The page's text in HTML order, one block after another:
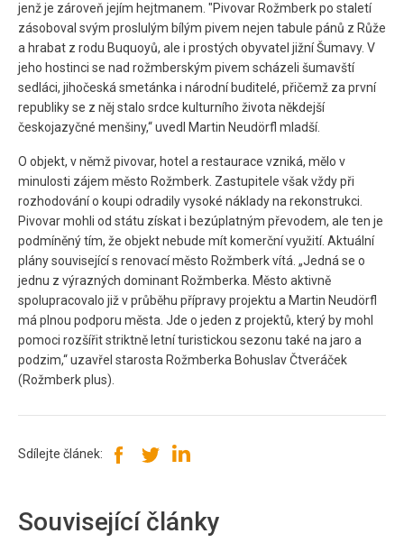
jenž je zároveň jejím hejtmanem. "Pivovar Rožmberk po staletí
zásoboval svým proslulým bílým pivem nejen tabule pánů z Růže
a hrabat z rodu Buquoyů, ale i prostých obyvatel jižní Šumavy. V
jeho hostinci se nad rožmberským pivem scházeli šumavští
sedláci, jihočeská smetánka i národní buditelé, přičemž za první
republiky se z něj stalo srdce kulturního života někdejší
českojazyčné menšiny,“ uvedl Martin Neudörfl mladší.
O objekt, v němž pivovar, hotel a restaurace vzniká, mělo v
minulosti zájem město Rožmberk. Zastupitele však vždy při
rozhodování o koupi odradily vysoké náklady na rekonstrukci.
Pivovar mohli od státu získat i bezúplatným převodem, ale ten je
podmíněný tím, že objekt nebude mít komerční využití. Aktuální
plány související s renovací město Rožmberk vítá. „Jedná se o
jednu z výrazných dominant Rožmberka. Město aktivně
spolupracovalo již v průběhu přípravy projektu a Martin Neudörfl
má plnou podporu města. Jde o jeden z projektů, který by mohl
pomoci rozšířit striktně letní turistickou sezonu také na jaro a
podzim,“ uzavřel starosta Rožmberka Bohuslav Čtveráček
(Rožmberk plus).
Sdílejte článek:
Související články